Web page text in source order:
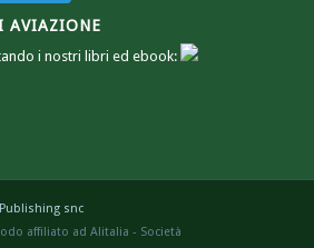
AVIAZIONE
i nostri libri ed ebook:
snc
affiliato ad Alitalia - Società